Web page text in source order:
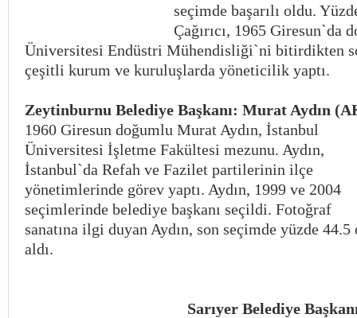
seçimde başarılı oldu.
Çağırıcı, 1965 Giresun`da
Üniversitesi Endüstri Mühendisliği`ni bitirdikten
çeşitli kurum ve kuruluşlarda yöneticilik yaptı.
Zeytinburnu Belediye Başkanı: Murat Aydın
1960 Giresun doğumlu Murat Aydın, İstanbul
Üniversitesi İşletme Fakültesi mezunu. Aydın,
İstanbul`da Refah ve Fazilet partilerinin ilçe
yönetimlerinde görev yaptı. Aydın, 1999 ve 2004
seçimlerinde belediye başkanı seçildi. Fotoğraf
sanatına ilgi duyan Aydın, son seçimde yüzde 44.5
aldı.
Sarıyer Belediye